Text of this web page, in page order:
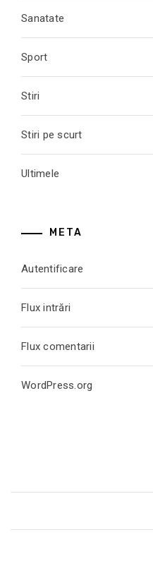
Sanatate
Sport
Stiri
Stiri pe scurt
Ultimele
META
Autentificare
Flux intrări
Flux comentarii
WordPress.org